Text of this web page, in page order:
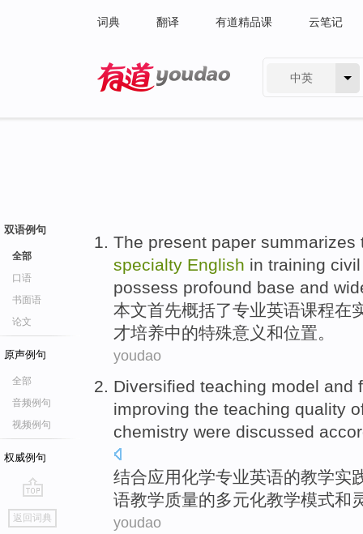
词典 翻译 有道精品课 云笔记
中英
双语例句
全部
口语
书面语
论文
原声例句
全部
音频例句
视频例句
权威例句
go
top
返回词典
The present paper summarizes
specialty English in training civil
possess profound base and
本文首先概括了专业英语课程在
才培养中的特殊意义和位置。
youdao
Diversified teaching model and
improving the teaching quality
chemistry were discussed
结合应用化学专业英语的教学实
语教学质量的多元化教学模式和
youdao